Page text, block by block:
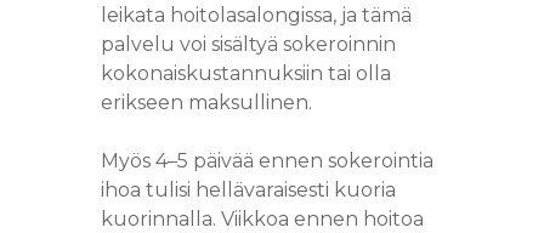
leikata hoitolasalongissa, ja tämä
palvelu voi sisältyä sokeroinnin
kokonaiskustannuksiin tai olla
erikseen maksullinen.
Myös 4–5 päivää ennen sokerointia
ihoa tulisi hellävaraisesti kuoria
kuorinnalla. Viikkoa ennen hoitoa
KUUMAT SAKSET
HIUSTEN
KAMPAUKSET
PARTURI
HAMPAIDEN
RIPSIEN
KESTOTAIVUTUS
LIFT
YELLOW PEEL
KARVANPOISTO
SOKEROINTI
VÄLIMERENKATU
YHTEYSTIEDOT